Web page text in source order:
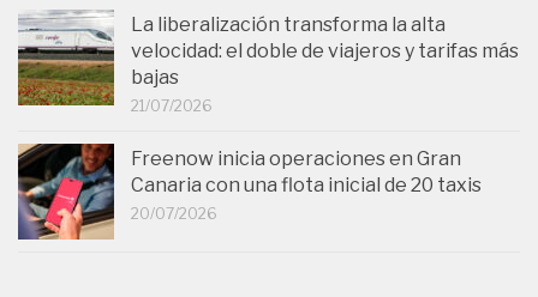
La liberalización transforma la alta
velocidad: el doble de viajeros y tarifas más
bajas
21/07/2026
Freenow inicia operaciones en Gran
Canaria con una flota inicial de 20 taxis
20/07/2026